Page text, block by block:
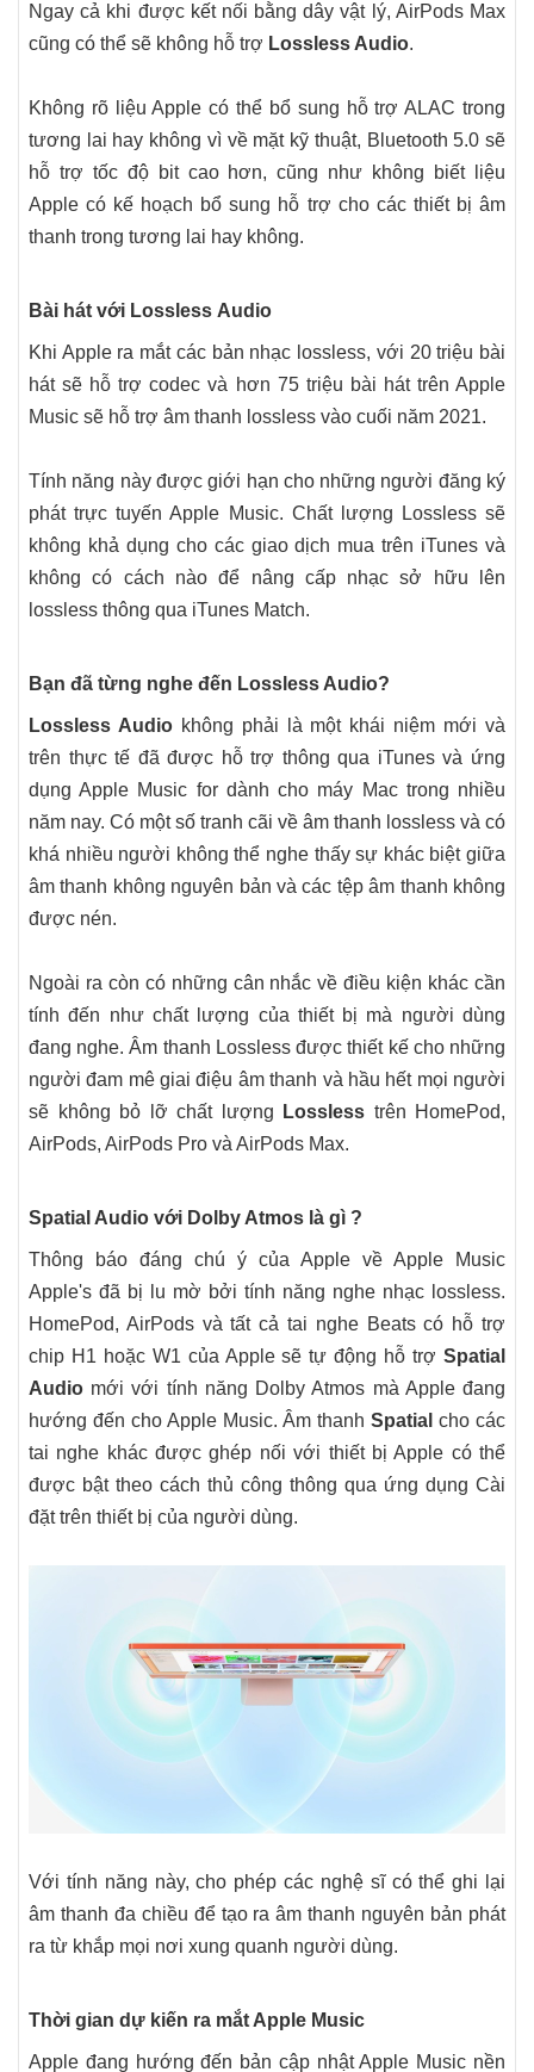
Ngay cả khi được kết nối bằng dây vật lý, ‌AirPods Max‌
cũng có thể sẽ không hỗ trợ Lossless Audio.
Không rõ liệu Apple có thể bổ sung hỗ trợ ALAC trong
tương lai hay không vì về mặt kỹ thuật, Bluetooth 5.0 sẽ
hỗ trợ tốc độ bit cao hơn, cũng như không biết liệu
Apple có kế hoạch bổ sung hỗ trợ cho các thiết bị âm
thanh trong tương lai hay không.
Bài hát với Lossless Audio
Khi Apple ra mắt các bản nhạc lossless, với 20 triệu bài
hát sẽ hỗ trợ codec và hơn 75 triệu bài hát trên ‌Apple
Music‌ sẽ hỗ trợ âm thanh lossless vào cuối năm 2021.
Tính năng này được giới hạn cho những người đăng ký
phát trực tuyến ‌Apple Music‌. Chất lượng Lossless sẽ
không khả dụng cho các giao dịch mua trên iTunes và
không có cách nào để nâng cấp nhạc sở hữu lên
lossless thông qua iTunes Match.
Bạn đã từng nghe đến Lossless Audio?
Lossless Audiokhông phải là một khái niệm mới và
trên thực tế đã được hỗ trợ thông qua iTunes và ứng
dụng ‌Apple Music for dành cho máy Mac trong nhiều
năm nay. Có một số tranh cãi về âm thanh lossless và có
khá nhiều người không thể nghe thấy sự khác biệt giữa
âm thanh không nguyên bản và các tệp âm thanh không
được nén.
Ngoài ra còn có những cân nhắc về điều kiện khác cần
tính đến như chất lượng của thiết bị mà người dùng
đang nghe. Âm thanh Lossless được thiết kế cho những
người đam mê giai điệu âm thanh và hầu hết mọi người
sẽ không bỏ lỡ chất lượng
Lossless trên ‌HomePod‌,
‌AirPods‌, ‌AirPods Pro‌ và ‌AirPods Max‌.
Spatial Audio với Dolby Atmos là gì ?
Thông báo đáng chú ý của Apple về ‌Apple Music
Apple's đã bị lu mờ bởi tính năng nghe nhạc lossless.
‌HomePod‌, ‌AirPods‌ và tất cả tai nghe Beats có hỗ trợ
chip H1 hoặc W1 của Apple sẽ tự động hỗ trợ Spatial
Audio mới với tính năng Dolby Atmos mà Apple đang
hướng đến cho ‌Apple Music‌. Âm thanhSpatial cho các
tai nghe khác được ghép nối với thiết bị Apple có thể
được bật theo cách thủ công thông qua ứng dụng Cài
đặt trên thiết bị của người dùng.
Với tính năng này, cho phép các nghệ sĩ có thể ghi lại
âm thanh đa chiều để tạo ra âm thanh nguyên bản phát
ra từ khắp mọi nơi xung quanh người dùng.
Thời gian dự kiến ra mắt Apple Music
Apple đang hướng đến bản cập nhật ‌Apple Music‌ nền